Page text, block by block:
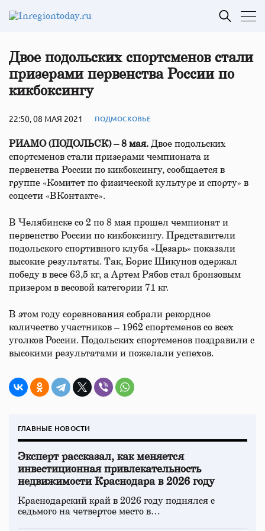
Двое подольских спортсменов стали
призерами первенства России по
кикбоксингу
22:50, 08 МАЯ 2021 ПОДМОСКОВЬЕ
РИАМО (ПОДОЛЬСК) – 8 мая. Двое подольских
спортсменов стали призерами чемпионата и
первенства России по кикбоксингу, сообщается в
группе «Комитет по физической культуре и спорту» в
соцсети «ВКонтакте».
В Челябинске со 2 по 8 мая прошел чемпионат и
первенство России по кикбоксингу. Представители
подольского спортивного клуба «Цезарь» показали
высокие результаты. Так, Борис Шикунов одержал
победу в весе 63,5 кг, а Артем Рябов стал бронзовым
призером в весовой категории 71 кг.
В этом году соревнования собрали рекордное
количество участников – 1962 спортсменов со всех
уголков России. Подольских спортсменов поздравили с
высокими результатами и пожелали успехов.
ГЛАВНЫЕ НОВОСТИ
Эксперт рассказал, как меняется
инвестиционная привлекательность
недвижимости Краснодара в 2026 году
Краснодарский край в 2026 году поднялся с
седьмого на четвертое место в…